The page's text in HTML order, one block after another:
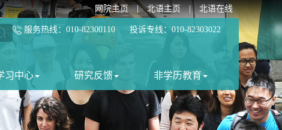
网院主页|北语主页|北语在线
服务热线：010-82300110 投诉专线：010-82303022
习中心 研究反馈 非学历教育